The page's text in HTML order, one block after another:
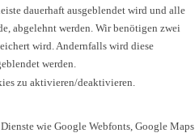
dauerhaft ausgeblendet wird und alle
abgelehnt werden. Wir benötigen zwei
wird. Andernfalls wird diese
werden.
zu aktivieren/deaktivieren.
wie Google Webfonts, Google Maps